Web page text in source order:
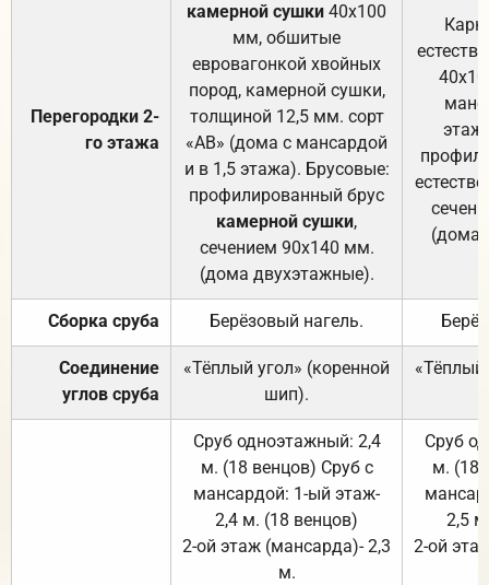
Перегородки 2-
го этажа
камерной сушки 40х100
мм, обшитые
евровагонкой хвойных
пород, камерной сушки,
толщиной 12,5 мм. сорт
«АВ» (дома с мансардой
и в 1,5 этажа). Брусовые:
профилированный брус
камерной сушки,
сечением 90х140 мм.
(дома двухэтажные).
(дома
Сборка сруба Берёзовый нагель.
Соединение
углов сруба
«Тёплый угол» (коренной
шип).
«Тёплый
Сруб одноэтажный: 2,4
м. (18 венцов) Сруб с
мансардой: 1-ый этаж-
2,4 м. (18 венцов)
2-ой этаж (мансарда)- 2,3
м.
Сруб
м. (18
2,5
2-ой